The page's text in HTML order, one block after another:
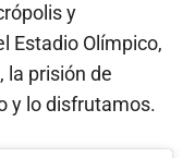
y
Estadio Olímpico,
la prisión de
y lo disfrutamos.